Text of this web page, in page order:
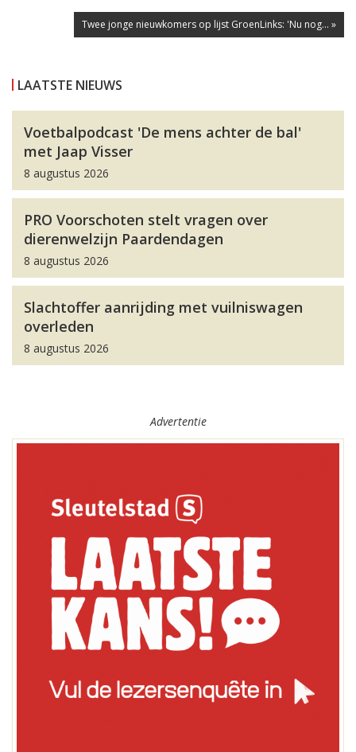
Twee jonge nieuwkomers op lijst GroenLinks: 'Nu nog... »
LAATSTE NIEUWS
Voetbalpodcast 'De mens achter de bal'
met Jaap Visser
8 augustus 2026
PRO Voorschoten stelt vragen over
dierenwelzijn Paardendagen
8 augustus 2026
Slachtoffer aanrijding met vuilniswagen
overleden
8 augustus 2026
Advertentie